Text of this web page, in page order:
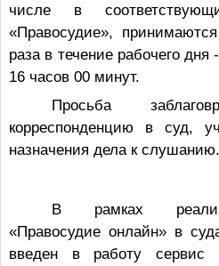
числе в
«Правосудие»,
раза в течение рабочего
16 часов 00 минут.
Просьба
корреспонденцию в суд,
назначения дела к слушанию.
В рамках
«Правосудие онлайн» в
введен в работу сервис